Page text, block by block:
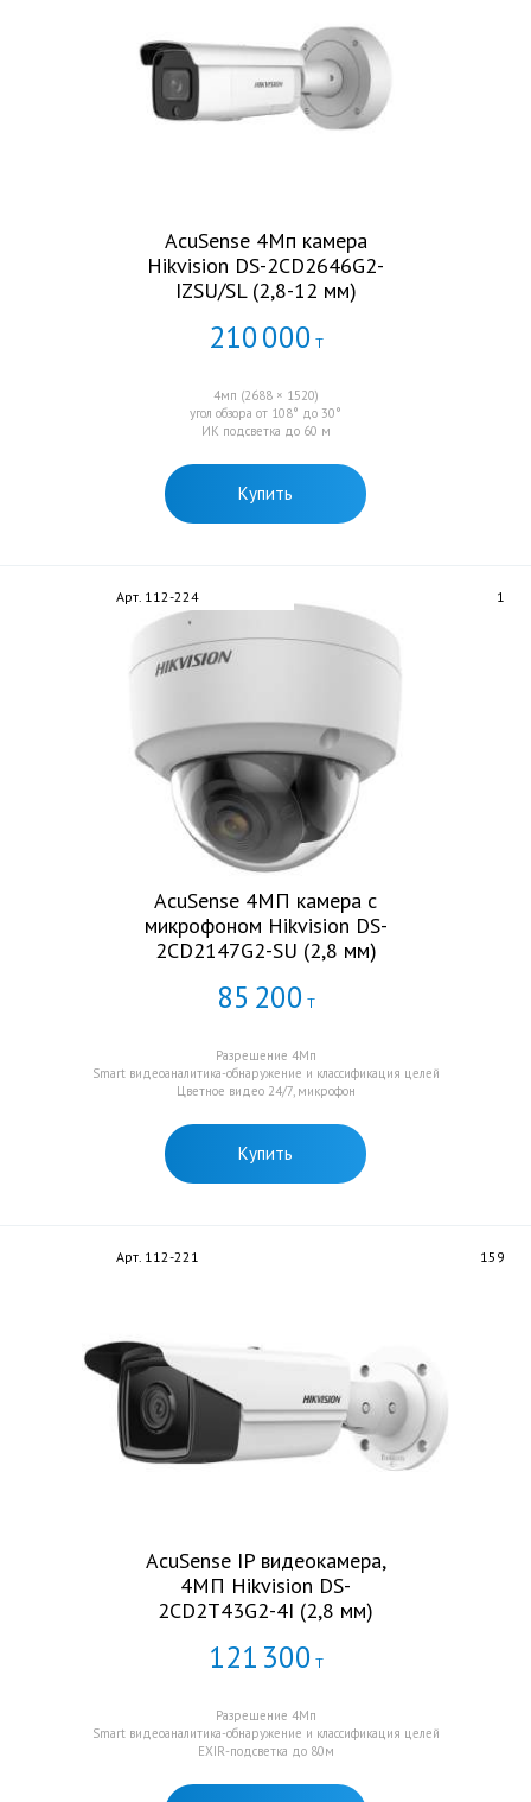
AcuSense 4Мп камера
Hikvision DS-2CD2646G2-
IZSU/SL (2,8-12 мм)
210000 Т
4мп (2688 × 1520)
угол обзора от 108° до 30°
ИК подсветка до 60 м
Купить
Арт. 112-224 1
AcuSense 4МП камера с
микрофоном Hikvision DS-
2CD2147G2-SU (2,8 мм)
85 200 Т
Разрешение 4Мп
Smart видеоаналитика-обнаружение и классификация целей
Цветное видео 24/7, микрофон
Купить
Арт. 112-221 159
AcuSense IP видеокамера,
4МП Hikvision DS-
2CD2T43G2-4I (2,8 мм)
121 300 Т
Разрешение 4Мп
Smart видеоаналитика-обнаружение и классификация целей
EXIR-подсветка до 80м